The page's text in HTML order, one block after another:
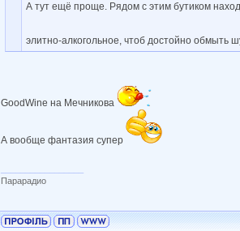
А тут ещё проще. Рядом с этим бутиком
элитно-алкогольное, чтоб достойно обмыть
GoodWine на Мечникова
А вообще фантазия супер
Парарадио